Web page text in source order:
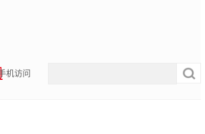
机访问